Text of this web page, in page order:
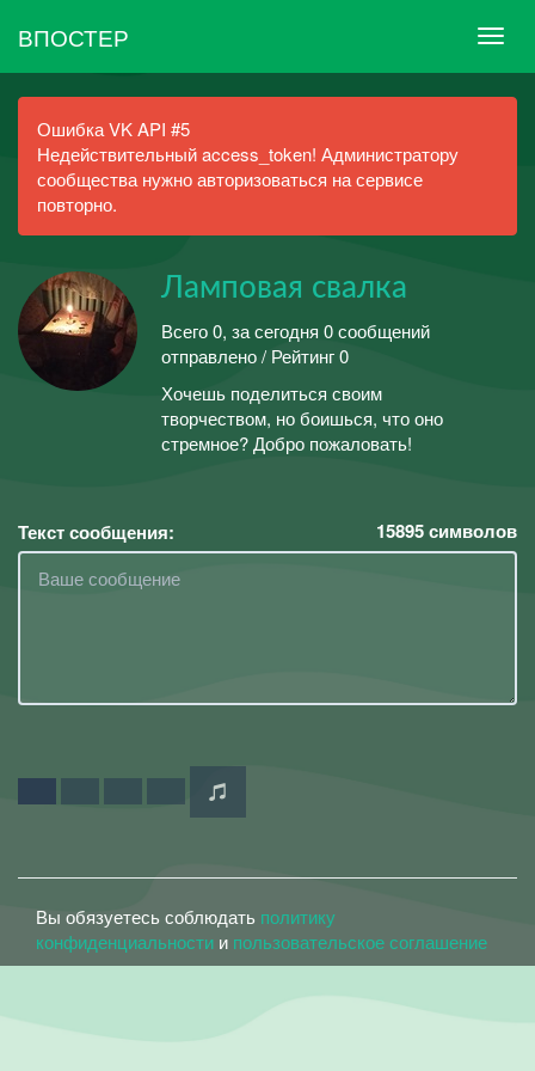
ВПОСТЕР
Ошибка VK API #5
Недействительный access_token! Администратору
сообщества нужно авторизоваться на сервисе
повторно.
Ламповая свалка
Всего 0, за сегодня 0 сообщений
отправлено / Рейтинг 0
Хочешь поделиться своим
творчеством, но боишься, что оно
стремное? Добро пожаловать!
Текст сообщения: 15895символов
Вы обязуетесь соблюдать политику
конфиденциальности и пользовательское соглашение